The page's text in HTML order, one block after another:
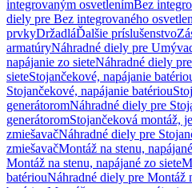
integrovaným osvetlenímBez
diely pre Bez integrovaného
prvkyDržadláĎalšie príslušenstvo
armatúryNáhradné diely pre
napájanie zo sieteNáhradné diely
sieteStojančekové, napájanie
Stojančekové, napájanie batériou
generátoromNáhradné diely pre
generátoromStojančeková montáž,
zmiešavačNáhradné diely pre
zmiešavačMontáž na stenu,
Montáž na stenu, napájané zo siete
batériouNáhradné diely pre Montáž